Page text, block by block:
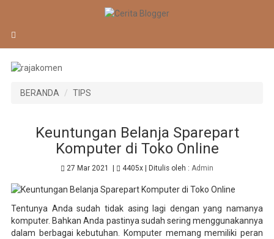
BERANDA TIPS
Keuntungan Belanja Sparepart
Komputer di Toko Online
27 Mar 2021 4405x| Ditulis oleh : Admin
Tentunya Anda sudah tidak asing lagi dengan yang namanya
komputer. Bahkan Anda pastinya sudah sering menggunakannya
dalam berbagai kebutuhan. Komputer memang memiliki peran